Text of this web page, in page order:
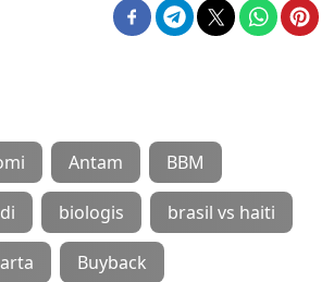
Antam BBM
biologis brasil vs haiti
Buyback